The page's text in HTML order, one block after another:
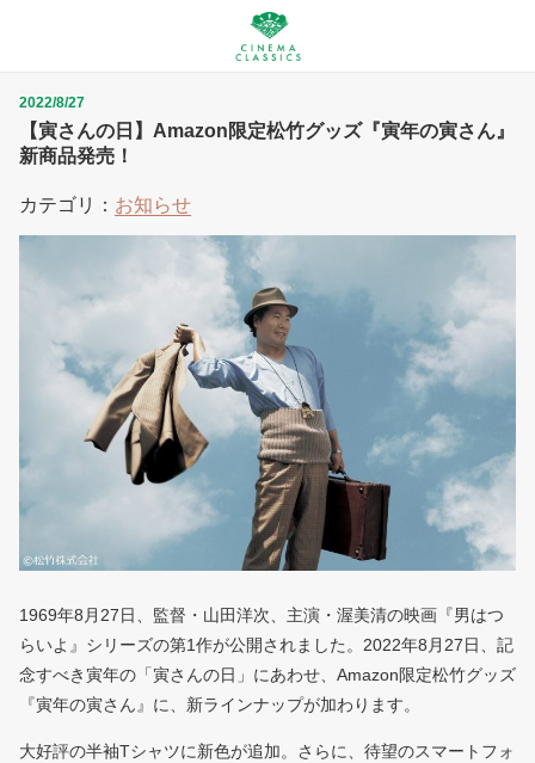
【寅さんの日】Amazon限定松竹グッズ『寅年の寅さん』
新商品発売！
2022/8/27
カテゴリ： お知らせ
1969年8月27日、監督・山田洋次、主演・渥美清の映画『男はつ
らいよ』シリーズの第1作が公開されました。2022年8月27日、記
念すべき寅年の「寅さんの日」にあわせ、Amazon限定松竹グッズ
『寅年の寅さん』に、新ラインナップが加わります。
大好評の半袖Tシャツに新色が追加。さらに、待望のスマートフォ